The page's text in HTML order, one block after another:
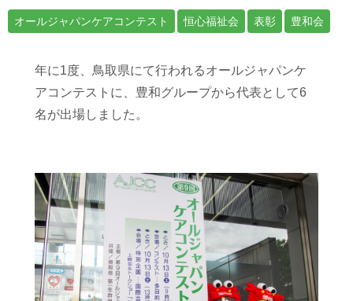
オールジャパンケアコンテスト 恒心福祉会 表彰 豊和会
年に1度、鳥取県にて行われるオールジャパンケ
アコンテストに、豊和グループから代表として6
名が出場しました。